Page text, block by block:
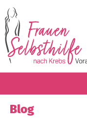
Termine
Blog